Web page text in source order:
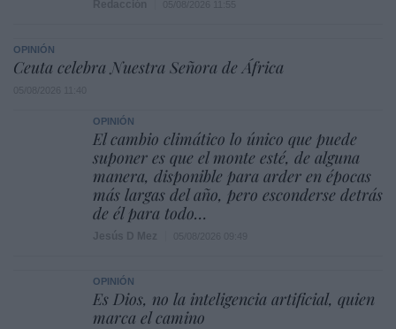
OPINIÓN
Ceuta celebra Nuestra Señora de África
OPINIÓN
El cambio climático lo único que puede
suponer es que el monte esté, de alguna
manera, disponible para arder en épocas
más largas del año, pero esconderse detrás
de él para todo…
OPINIÓN
Es Dios, no la inteligencia artificial, quien
marca el camino